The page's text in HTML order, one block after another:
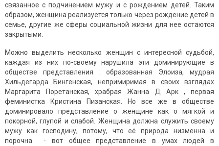
связанное с подчинением мужу и с рождением детей. Таким
образом, женщина реализуется только через рождение детей в
семье, другие же сферы социальной жизни для нее остаются
закрытыми.
Можно выделить несколько женщин с интересной судьбой,
каждая из них по-своему нарушила эти доминирующие в
обществе представления : образованная Элоиза, мудрая
Хильдегарда Бингенская, непримиримая в своих взглядах
Маргарита Поретанская, храбрая Жанна Д Арк , первая
феминистка Кристина Пизанская. Но все же в обществе
доминировало представление о женщине как о мягкой и
покорной, глупой и слабой. Женщина должна служить своему
мужу как господину, потому, что её природа низменна и
порочна - вот общее представление в умах людей в